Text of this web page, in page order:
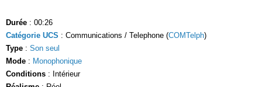
Durée : 00:26
Catégorie UCS : Communications / Telephone (COMTelph)
Type : Son seul
Mode : Monophonique
Conditions : Intérieur